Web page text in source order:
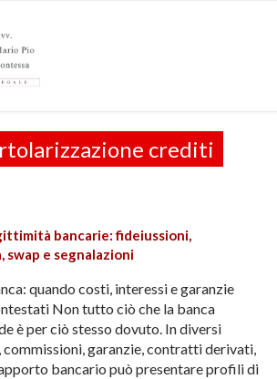
crediti
bancarie: fideiussioni,
swap e segnalazioni
quando costi, interessi e garanzie
Non tutto ciò che la banca
è per ciò stesso dovuto. In diversi
garanzie, contratti derivati,
bancario può presentare profili di